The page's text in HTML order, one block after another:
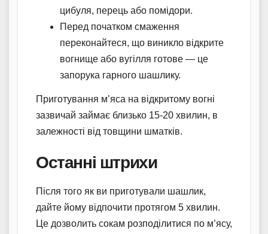
цибуля, перець або помідори.
Перед початком смаження
переконайтеся, що виникло відкрите
вогнище або вугілля готове — це
запорука гарного шашлику.
Приготування м’яса на відкритому вогні
зазвичай займає близько 15-20 хвилин, в
залежності від товщини шматків.
Останні штрихи
Після того як ви приготували шашлик,
дайте йому відпочити протягом 5 хвилин.
Це дозволить сокам розподілитися по м’ясу,